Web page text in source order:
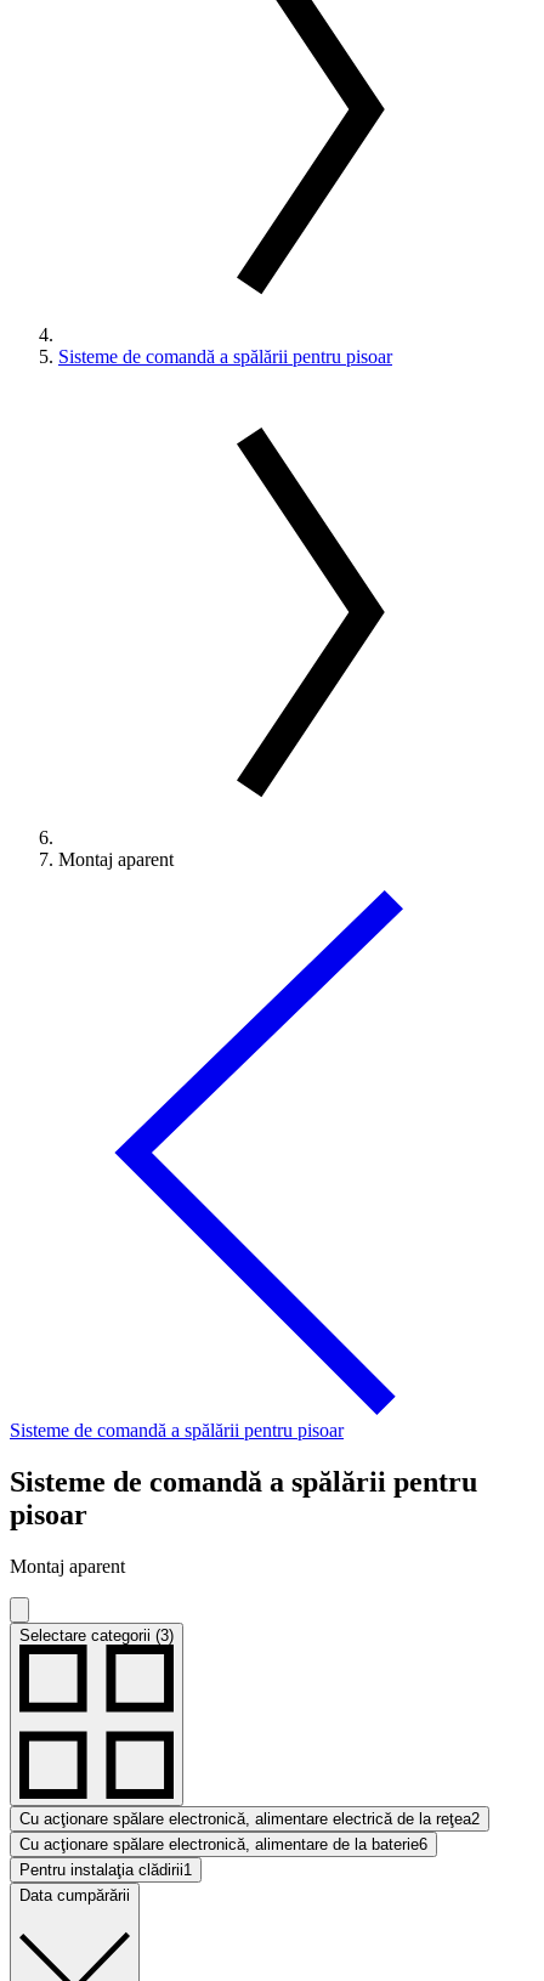
Sisteme de comandă a spălării pentru pisoar
Montaj aparent
Sisteme de comandă a spălării pentru pisoar
Sisteme de comandă a spălării pentru
pisoar
Montaj aparent
Selectare categorii (3)
Cu acţionare spălare electronică, alimentare electrică de la reţea2
Cu acţionare spălare electronică, alimentare de la baterie6
Pentru instalaţia clădirii1
Data cumpărării